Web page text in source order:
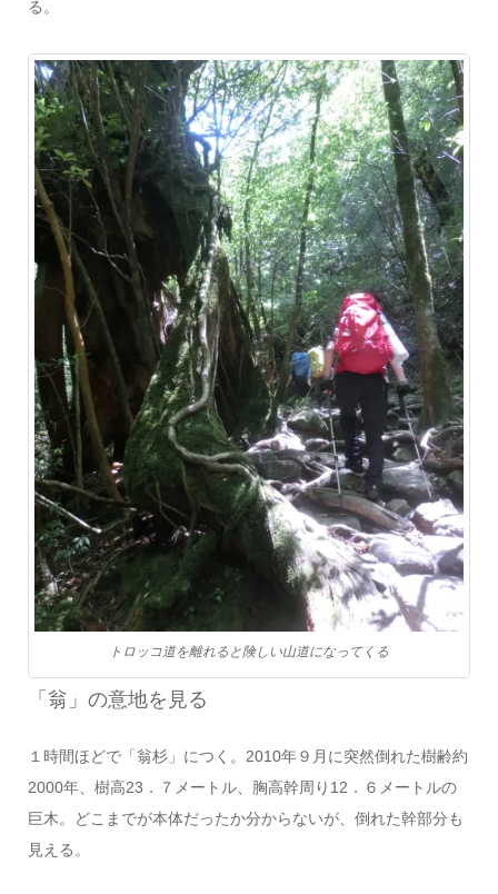
る。
トロッコ道を離れると険しい山道になってくる
「翁」の意地を見る
１時間ほどで「翁杉」につく。2010年９月に突然倒れた樹齢約
2000年、樹高23．７メートル、胸高幹周り12．６メートルの
巨木。どこまでが本体だったか分からないが、倒れた幹部分も
見える。